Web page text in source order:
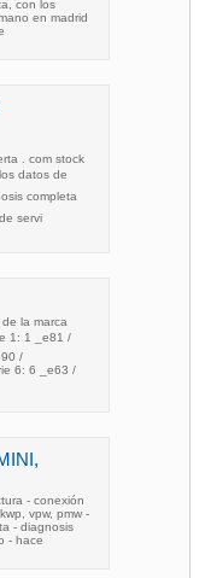
con los
en madrid
. com stock
datos de
completa 
servi
la marca
1: 1 _e81 /
/
6: 6 _e63 /
- conexión
vpw, pmw -
- diagnosis
- hace